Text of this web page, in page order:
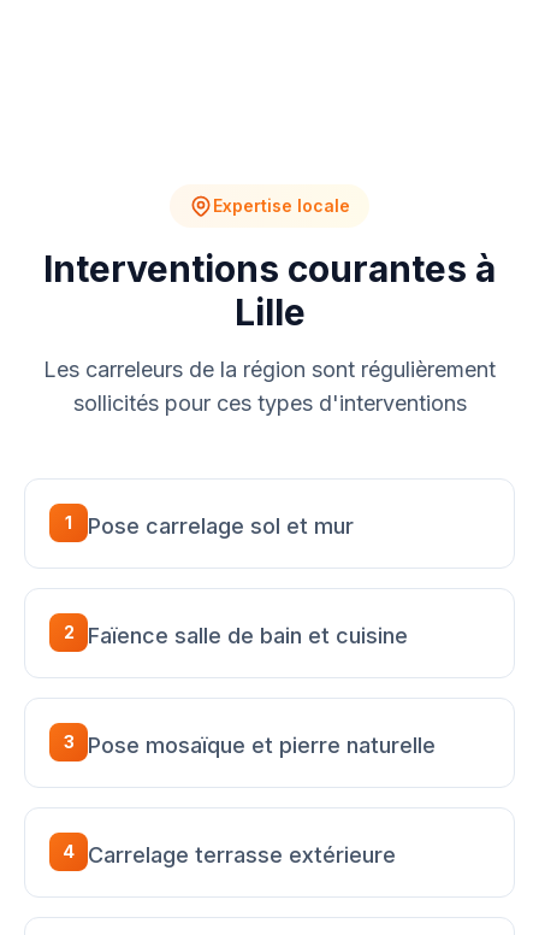
Expertise locale
Interventions courantes à
Lille
Les carreleurs de la région sont régulièrement
sollicités pour ces types d'interventions
1 Pose carrelage sol et mur
2 Faïence salle de bain et cuisine
3 Pose mosaïque et pierre naturelle
4 Carrelage terrasse extérieure